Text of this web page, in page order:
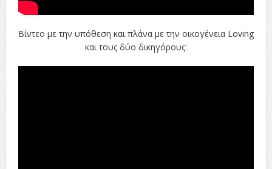
Βίντεο με την υπόθεση και πλάνα με την οικογένεια Loving
και τους δύο δικηγόρους: